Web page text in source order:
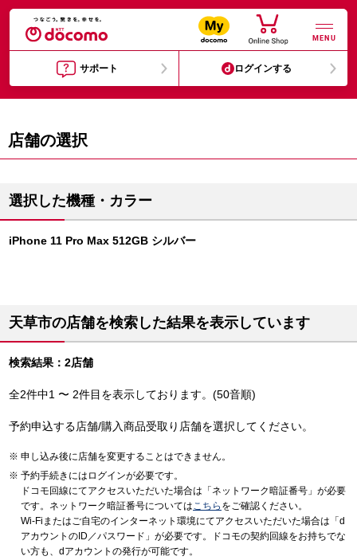
MENU
サポート ログインする
店舗の選択
選択した機種・カラー
iPhone 11 Pro Max 512GB シルバー
天草市の店舗を検索した結果を表示しています
検索結果：2店舗
全2件中1 〜 2件目を表示しております。(50音順)
予約申込する店舗/購入商品受取り店舗を選択してください。
申し込み後に店舗を変更することはできません。
予約手続きにはログインが必要です。
ドコモ回線にてアクセスいただいた場合は「ネットワーク暗証番号」が必要
です。ネットワーク暗証番号についてはこちら をご確認ください。
Wi-Fiまたはご自宅のインターネット環境にてアクセスいただいた場合は「d
アカウントのID／パスワード」が必要です。ドコモの契約回線をお持ちでな
い方も、dアカウントの発行が可能です。